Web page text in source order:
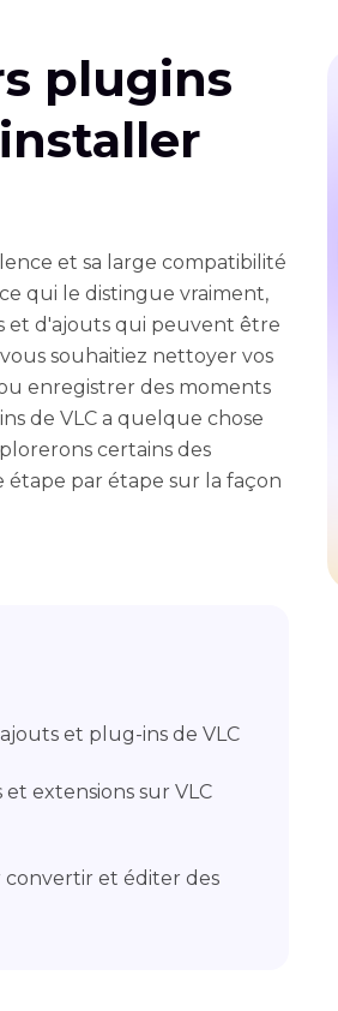
plugins
et sa large compatibilité
qui le distingue vraiment,
et d'ajouts qui peuvent être
souhaitiez nettoyer vos
enregistrer des moments
de VLC a quelque chose
certains des
par étape sur la façon
et plug-ins de VLC
extensions sur VLC
et éditer des